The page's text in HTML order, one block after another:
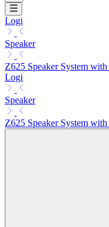
Logi
Speaker
Z625 Speaker System
Logi
Speaker
Z625 Speaker System